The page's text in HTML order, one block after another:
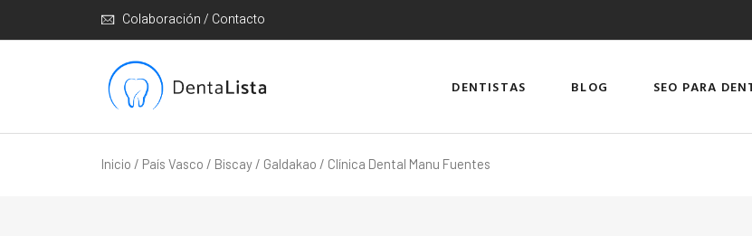
Colaboración / Contacto
DENTISTAS BLOG SEO PARA
Inicio / País Vasco / Biscay / Galdakao / Clínica Dental Manu Fuentes